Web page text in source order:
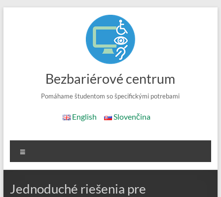
Bezbariérové centrum
Pomáhame študentom so špecifickými potrebami
English Slovenčina
Jednoduché riešenia pre